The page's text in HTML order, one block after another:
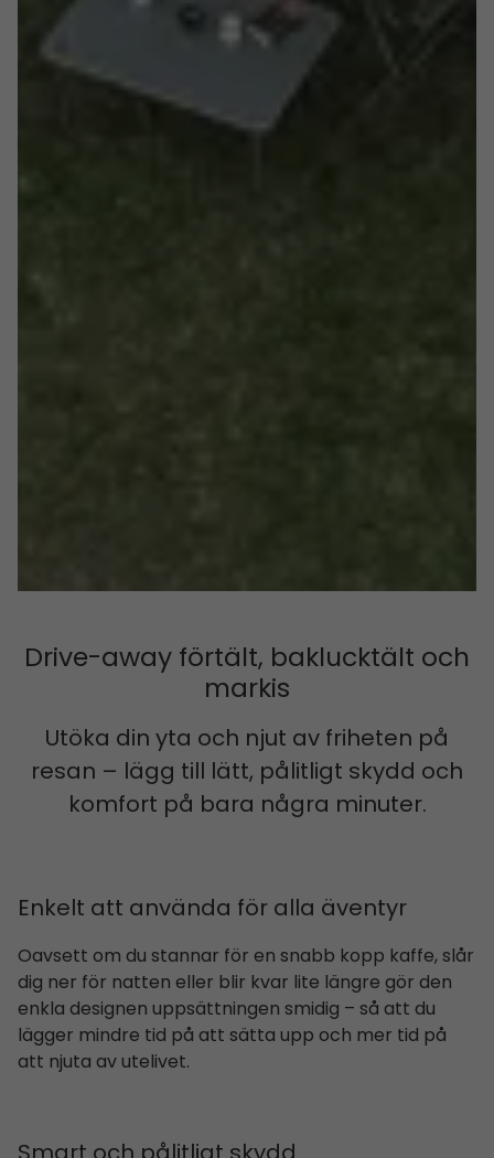
Drive-away förtält, baklucktält och
markis
Utöka din yta och njut av friheten på
resan – lägg till lätt, pålitligt skydd och
komfort på bara några minuter.
Enkelt att använda för alla äventyr
Oavsett om du stannar för en snabb kopp kaffe, slår
dig ner för natten eller blir kvar lite längre gör den
enkla designen uppsättningen smidig – så att du
lägger mindre tid på att sätta upp och mer tid på
att njuta av utelivet.